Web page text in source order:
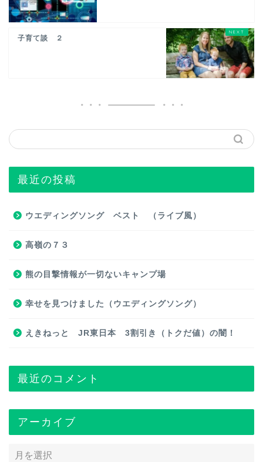
子育て談 ２
最近の投稿
ウエディングソング ベスト （ライブ風）
高嶺の７３
熊の目撃情報が一切ないキャンプ場
幸せを見つけました（ウエディングソング）
えきねっと JR東日本 3割引き（トクだ値）の闇！
最近のコメント
アーカイブ